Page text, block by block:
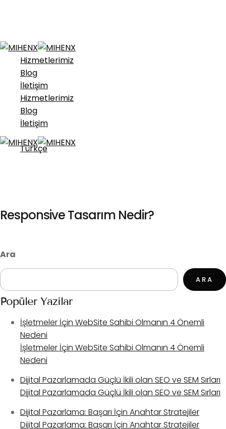
Hizmetlerimiz
Blog
İletişim
Hizmetlerimiz
Blog
İletişim
Türkçe
Responsive Tasarım Nedir?
Ara
ARA
Popüler Yazılar
İşletmeler İçin WebSite Sahibi Olmanın 4 Önemli
Nedeni
İşletmeler İçin WebSite Sahibi Olmanın 4 Önemli
Nedeni
Dijital Pazarlamada Güçlü İkili olan SEO ve SEM Sırları
Dijital Pazarlamada Güçlü İkili olan SEO ve SEM Sırları
Dijital Pazarlama: Başarı İçin Anahtar Stratejiler
Dijital Pazarlama: Başarı İçin Anahtar Stratejiler